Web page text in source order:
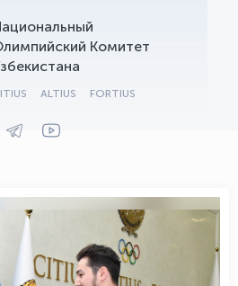
Комитет
ALTIUS FORTIUS